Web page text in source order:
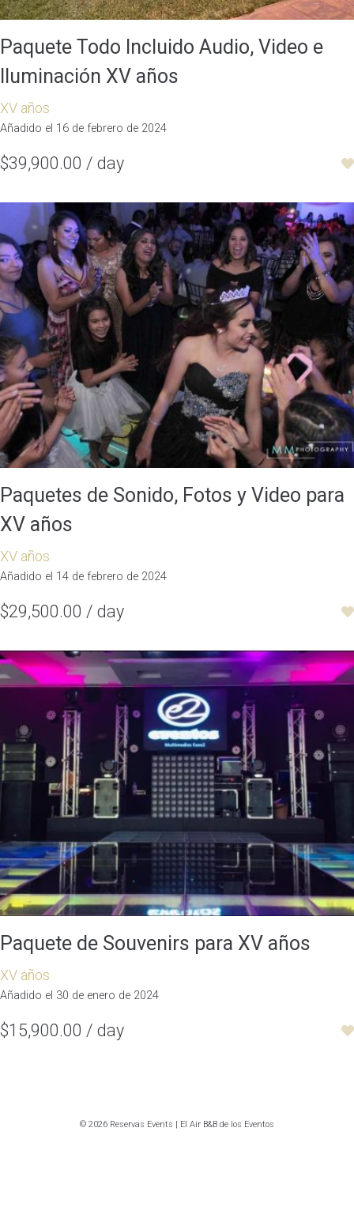
Paquete Todo Incluido Audio, Video e
Iluminación XV años
XV años
Añadido el 16 de febrero de 2024
$39,900.00 / day
Paquetes de Sonido, Fotos y Video para
XV años
XV años
Añadido el 14 de febrero de 2024
$29,500.00 / day
Paquete de Souvenirs para XV años
XV años
Añadido el 30 de enero de 2024
$15,900.00 / day
© 2026 Reservas Events | El Air B&B de los Eventos